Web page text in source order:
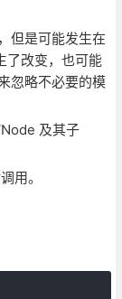
但是可能发生在
了改变，也可能
忽略不必要的模
及其子
用。